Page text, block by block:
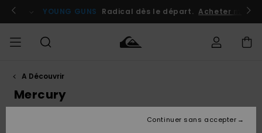
de
grille
des
produits
Se connecter / s'inscrire
YOUNG GUNS Radical dès le départ. Acheter
HOMME
A Découvrir
Mercury
Back at ItContinuer sans accepter